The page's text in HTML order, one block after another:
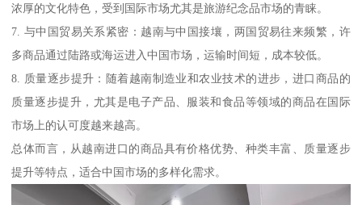
浓厚的文化特色，受到国际市场尤其是旅游纪念品市场的青睐。
7. 与中国贸易关系紧密：越南与中国接壤，两国贸易往来频繁，许
多商品通过陆路或海运进入中国市场，运输时间短，成本较低。
8. 质量逐步提升：随着越南制造业和农业技术的进步，进口商品的
质量逐步提升，尤其是电子产品、服装和食品等领域的商品在国际
市场上的认可度越来越高。
总体而言，从越南进口的商品具有价格优势、种类丰富、质量逐步
提升等特点，适合中国市场的多样化需求。